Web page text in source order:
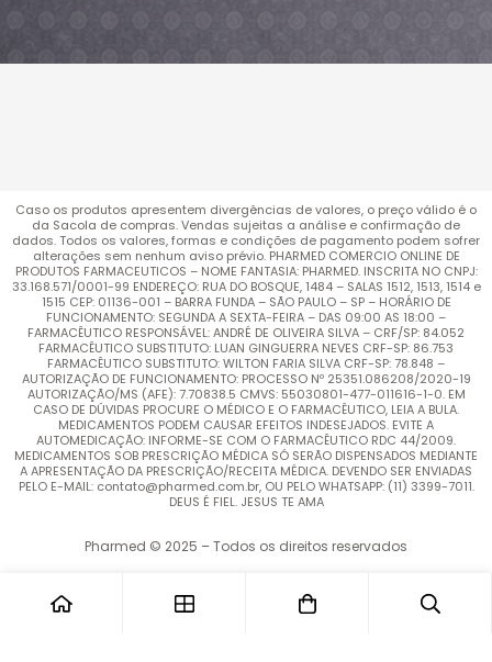
Caso os produtos apresentem divergências de valores, o preço válido é o
da Sacola de compras. Vendas sujeitas a análise e confirmação de
dados. Todos os valores, formas e condições de pagamento podem sofrer
alterações sem nenhum aviso prévio. PHARMED COMERCIO ONLINE DE
PRODUTOS FARMACEUTICOS – NOME FANTASIA: PHARMED. INSCRITA NO CNPJ:
33.168.571/0001-99 ENDEREÇO: RUA DO BOSQUE, 1484 – SALAS 1512, 1513, 1514 e
1515 CEP: 01136-001 – BARRA FUNDA – SÃO PAULO – SP – HORÁRIO DE
FUNCIONAMENTO: SEGUNDA A SEXTA-FEIRA – DAS 09:00 AS 18:00 –
FARMACÊUTICO RESPONSÁVEL: ANDRÉ DE OLIVEIRA SILVA – CRF/SP: 84.052
FARMACÊUTICO SUBSTITUTO: LUAN GINGUERRA NEVES CRF-SP: 86.753
FARMACÊUTICO SUBSTITUTO: WILTON FARIA SILVA CRF-SP: 78.848 –
AUTORIZAÇÃO DE FUNCIONAMENTO: PROCESSO Nº 25351.086208/2020-19
AUTORIZAÇÃO/MS (AFE): 7.70838.5 CMVS: 55030801-477-011616-1-0. EM
CASO DE DÚVIDAS PROCURE O MÉDICO E O FARMACÊUTICO, LEIA A BULA.
MEDICAMENTOS PODEM CAUSAR EFEITOS INDESEJADOS. EVITE A
AUTOMEDICAÇÃO: INFORME-SE COM O FARMACÊUTICO RDC 44/2009.
MEDICAMENTOS SOB PRESCRIÇÃO MÉDICA SÓ SERÃO DISPENSADOS MEDIANTE
A APRESENTAÇÃO DA PRESCRIÇÃO/RECEITA MÉDICA. DEVENDO SER ENVIADAS
PELO E-MAIL: contato@pharmed.com.br, OU PELO WHATSAPP: (11) 3399-7011.
DEUS É FIEL. JESUS TE AMA
Pharmed © 2025 – Todos os direitos reservados